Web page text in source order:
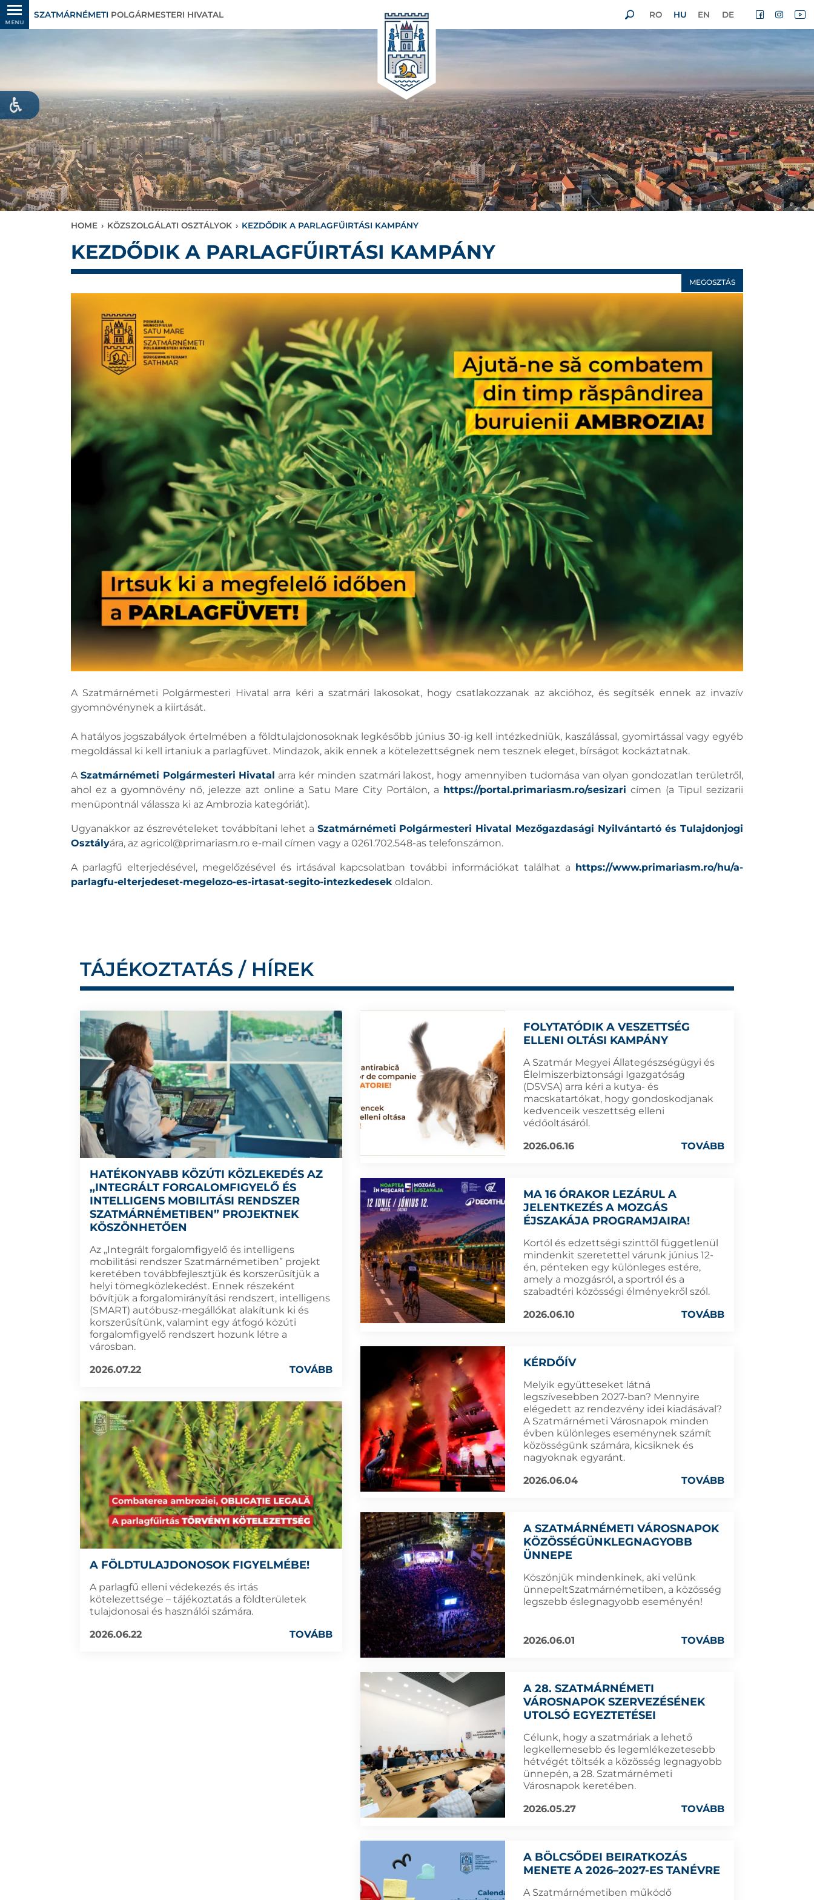
MENU
SZATMÁRNÉMETI POLGÁRMESTERI HIVATAL RO HU EN DE
HOME › KÖZSZOLGÁLATI OSZTÁLYOK › KEZDŐDIK A PARLAGFŰIRTÁSI KAMPÁNY
KEZDŐDIK A PARLAGFŰIRTÁSI KAMPÁNY
MEGOSZTÁS
A Szatmárnémeti Polgármesteri Hivatal arra kéri a szatmári lakosokat, hogy csatlakozzanak az akcióhoz, és segítsék ennek az invazív
gyomnövénynek a kiirtását.
A hatályos jogszabályok értelmében a földtulajdonosoknak legkésőbb június 30-ig kell intézkedniük, kaszálással, gyomirtással vagy egyéb
megoldással ki kell irtaniuk a parlagfüvet. Mindazok, akik ennek a kötelezettségnek nem tesznek eleget, bírságot kockáztatnak.
A Szatmárnémeti Polgármesteri Hivatal arra kér minden szatmári lakost, hogy amennyiben tudomása van olyan gondozatlan területről,
ahol ez a gyomnövény nő, jelezze azt online a Satu Mare City Portálon, a https://portal.primariasm.ro/sesizari címen (a Tipul sezizarii
menüpontnál válassza ki az Ambrozia kategóriát).
Ugyanakkor az észrevételeket továbbítani lehet a Szatmárnémeti Polgármesteri Hivatal Mezőgazdasági Nyilvántartó és Tulajdonjogi
Osztályára, az agricol@primariasm.ro e-mail címen vagy a 0261.702.548-as telefonszámon.
A parlagfű elterjedésével, megelőzésével és irtásával kapcsolatban további információkat találhat a https://www.primariasm.ro/hu/a-
parlagfu-elterjedeset-megelozo-es-irtasat-segito-intezkedesek oldalon.
TÁJÉKOZTATÁS / HÍREK
HATÉKONYABB KÖZÚTI KÖZLEKEDÉS AZ
„INTEGRÁLT FORGALOMFIGYELŐ ÉS
INTELLIGENS MOBILITÁSI RENDSZER
SZATMÁRNÉMETIBEN” PROJEKTNEK
KÖSZÖNHETŐEN
Az „Integrált forgalomfigyelő és intelligens
mobilitási rendszer Szatmárnémetiben” projekt
keretében továbbfejlesztjük és korszerűsítjük a
helyi tömegközlekedést. Ennek részeként
bővítjük a forgalomirányítási rendszert, intelligens
(SMART) autóbusz-megállókat alakítunk ki és
korszerűsítünk, valamint egy átfogó közúti
forgalomfigyelő rendszert hozunk létre a
városban.
2026.07.22
TOVÁBB
A FÖLDTULAJDONOSOK FIGYELMÉBE!
A parlagfű elleni védekezés és irtás
kötelezettsége – tájékoztatás a földterületek
tulajdonosai és használói számára.
2026.06.22
TOVÁBB
FOLYTATÓDIK A VESZETTSÉG
ELLENI OLTÁSI KAMPÁNY
A Szatmár Megyei Állategészségügyi és
Élelmiszerbiztonsági Igazgatóság
(DSVSA) arra kéri a kutya- és
macskatartókat, hogy gondoskodjanak
kedvenceik veszettség elleni
védőoltásáról.
2026.06.16
TOVÁBB
MA 16 ÓRAKOR LEZÁRUL A
JELENTKEZÉS A MOZGÁS
ÉJSZAKÁJA PROGRAMJAIRA!
Kortól és edzettségi szinttől függetlenül
mindenkit szeretettel várunk június 12-
én, pénteken egy különleges estére,
amely a mozgásról, a sportról és a
szabadtéri közösségi élményekről szól.
2026.06.10
TOVÁBB
KÉRDŐÍV
Melyik együtteseket látná
legszívesebben 2027-ban? Mennyire
elégedett az rendezvény idei kiadásával?
A Szatmárnémeti Városnapok minden
évben különleges eseménynek számít
közösségünk számára, kicsiknek és
nagyoknak egyaránt.
2026.06.04
TOVÁBB
A SZATMÁRNÉMETI VÁROSNAPOK
KÖZÖSSÉGÜNKLEGNAGYOBB
ÜNNEPE
Köszönjük mindenkinek, aki velünk
ünnepeltSzatmárnémetiben, a közösség
legszebb éslegnagyobb eseményén!
2026.06.01 TOVÁBB
A 28. SZATMÁRNÉMETI
VÁROSNAPOK SZERVEZÉSÉNEK
UTOLSÓ EGYEZTETÉSEI
Célunk, hogy a szatmáriak a lehető
legkellemesebb és legemlékezetesebb
hétvégét töltsék a közösség legnagyobb
ünnepén, a 28. Szatmárnémeti
Városnapok keretében.
2026.05.27
TOVÁBB
A BÖLCSŐDEI BEIRATKOZÁS
MENETE A 2026–2027-ES TANÉVRE
A Szatmárnémetiben működő